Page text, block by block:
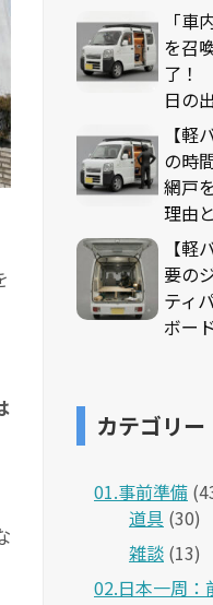
「
を召
了！
日の
【軽
の時
網戸
理由
【軽
要の
ティ
ボー
カテゴリー
01.事前準備
道具 (30)
雑談 (13)
02.日本一周：